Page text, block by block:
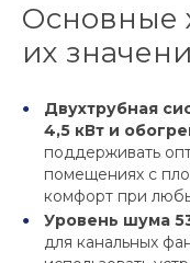
Основные
их
Двухтрубная
4,5 кВт и
поддерживать
помещениях с
комфорт при
Уровень шума
для канальных